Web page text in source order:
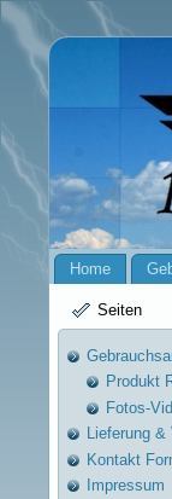
Home
Seiten
Produkt
Fotos-
Lieferung &
Kontakt
Impressum